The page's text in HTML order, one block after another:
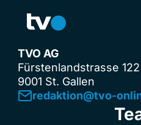
TVO AG
Fürstenlandstrasse 122
9001 St. Gallen
redaktion@tvo-